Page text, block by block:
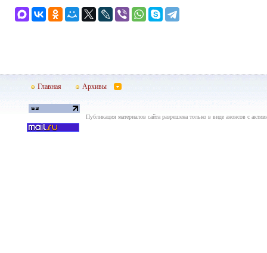
Главная Архивы
Публикация материалов сайта разрешена только в виде анонсов с